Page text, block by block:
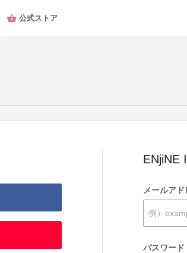
公式ストア
ENjiNE
メールアド
パスワード